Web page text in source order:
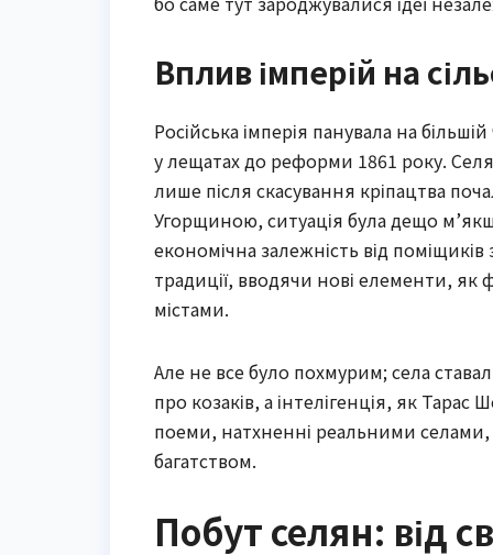
Вплив імперій на
Російська імперія панувала на
у лещатах до реформи 1861 року.
лише після скасування кріпацтва
Угорщиною, ситуація була дещо
економічна залежність від поміщиків
традиції, вводячи нові елементи, як
містами.
Але не все було похмурим; села
про козаків, а інтелігенція, як
поеми, натхненні реальними
багатством.
Побут селян: від